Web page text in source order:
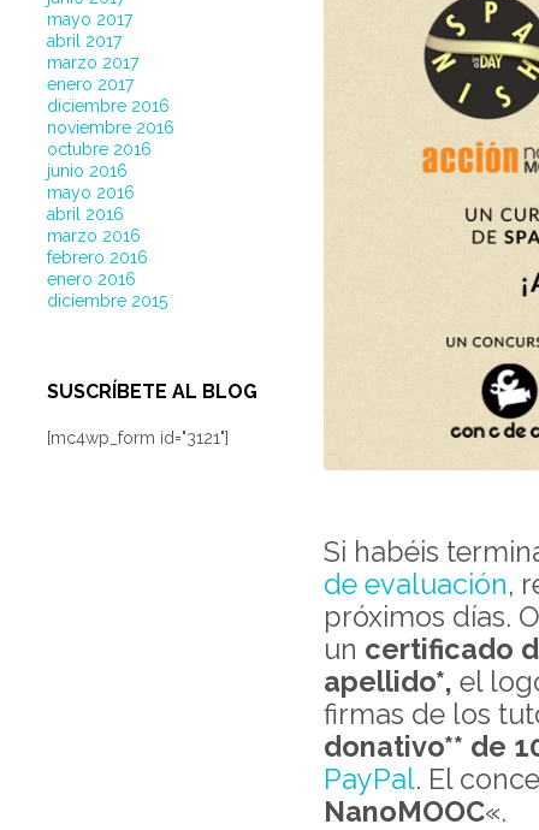
mayo 2017
abril 2017
marzo 2017
enero 2017
diciembre 2016
noviembre 2016
octubre 2016
junio 2016
mayo 2016
abril 2016
marzo 2016
febrero 2016
enero 2016
diciembre 2015
SUSCRÍBETE AL BLOG
[mc4wp_form id="3121"]
Si habéis
de evaluación,
próximos días.
un certificado
apellido*, el
firmas de los
donativo** de
PayPal. El
NanoMOOC«.